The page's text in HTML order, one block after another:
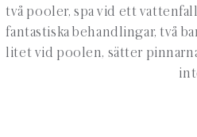
två pooler, spa vid ett
fantastiska behandlingar, två
litet vid poolen, sätter